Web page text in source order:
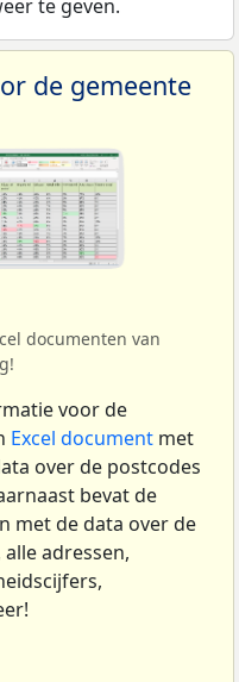
te geven.
de gemeente
documenten van
voor de
Excel document met
over de postcodes
bevat de
met de data over de
adressen,